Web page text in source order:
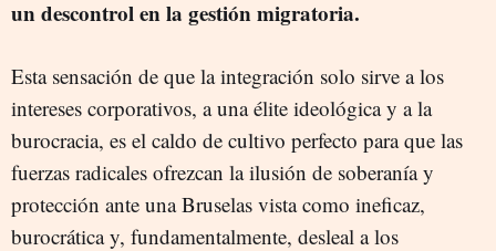
un descontrol en la gestión migratoria.
Esta sensación de que la integración solo sirve a los
intereses corporativos, a una élite ideológica y a la
burocracia, es el caldo de cultivo perfecto para que las
fuerzas radicales ofrezcan la ilusión de soberanía y
protección ante una Bruselas vista como ineficaz,
burocrática y, fundamentalmente, desleal a los